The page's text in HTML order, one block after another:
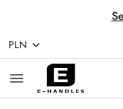
Przejdź do treści
Przejdź do
Przejdź do moje
Przejdź do menu
Przejdź do opisu
Przejdź do stopki
PLN